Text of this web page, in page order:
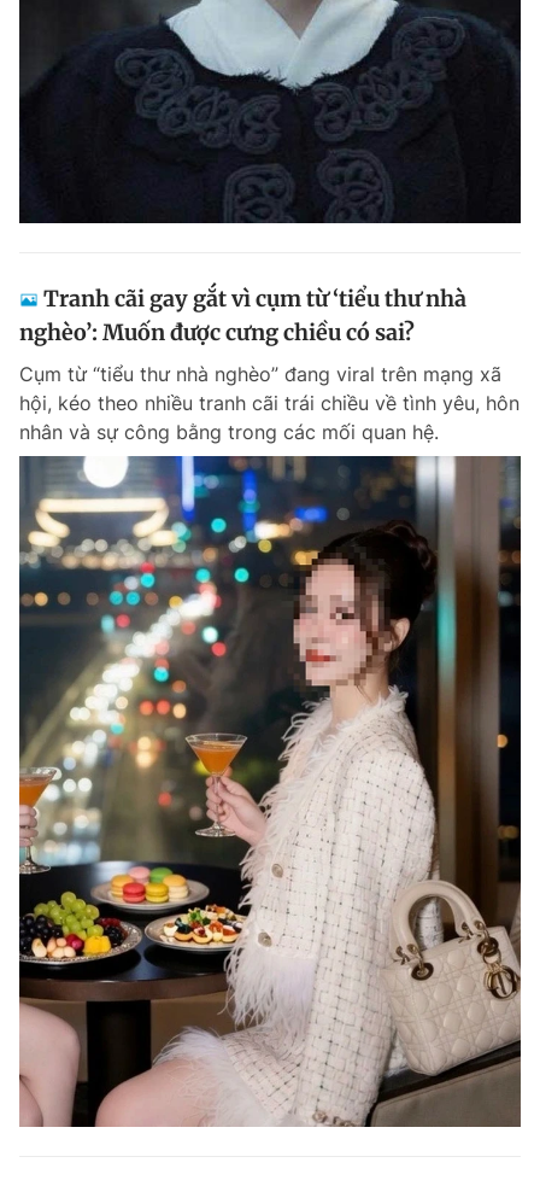
Đọc Thanh Niên trên điện thoại
Theo dõi báo trên
Hotline
0906 645 777
Liên hệ quảng cáo
0908 780 404
Đặt báo Quảng cáo RSS Tòa soạn Chính sách bảo
Tổng biên tập: Nguyễn Ngọc Toàn
Phó tổng biên tập thường trực: Hải Thành
Phó tổng biên tập: Lâm Hiếu Dũng
Phó tổng biên tập: Trần Việt Hưng
Tổng thư ký tòa soạn: Đức Trung
Giấy phép xuất bản số 110/GP - BTTTT cấp ngày 24.3.2020
© 2003-2026 Bản quyền thuộc về Báo Thanh Niên. Cấm sao chép
dưới mọi hình thức nếu không có sự chấp thuận bằng văn bản.
Phát triển bởi ePi Technologies, JSC.
Tranh cãi gay gắt vì cụm từ ‘tiểu thư nhà
nghèo’: Muốn được cưng chiều có sai?
Cụm từ “tiểu thư nhà nghèo” đang viral trên mạng xã
hội, kéo theo nhiều tranh cãi trái chiều về tình yêu, hôn
nhân và sự công bằng trong các mối quan hệ.